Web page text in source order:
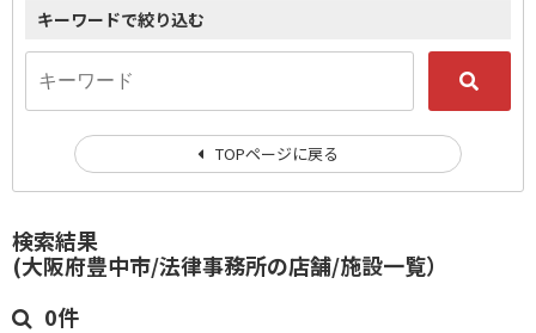
検索結果
(大阪府豊中市/法律事務所の店舗/施設一覧）
0件
キーワードで絞り込む
TOPページに戻る